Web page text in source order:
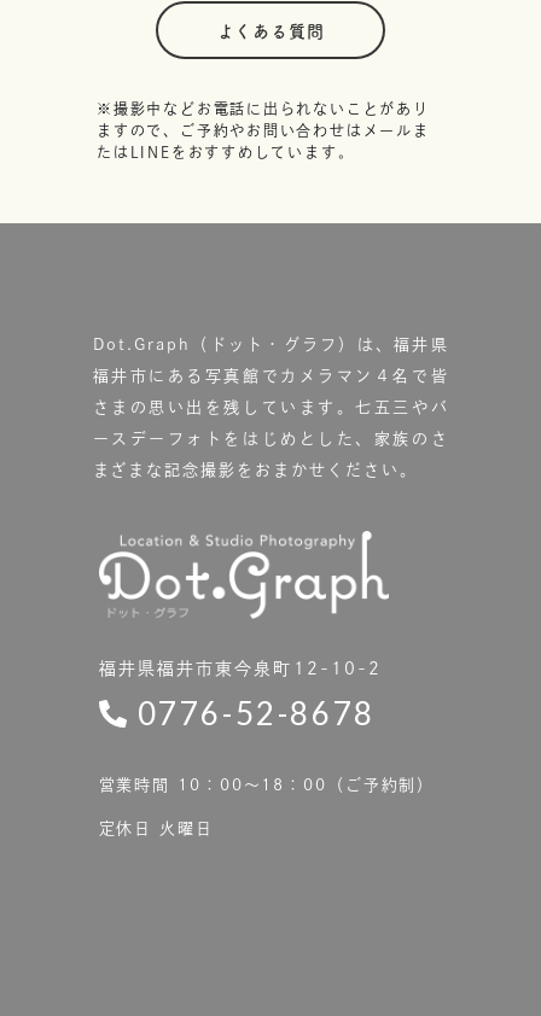
よくある質問
※撮影中などお電話に出られないことがあり
ますので、ご予約やお問い合わせはメールま
たはLINEをおすすめしています。
Dot.Graph（ドット・グラフ）は、福井県
福井市にある写真館で カメラマン４名で皆
さまの思い出を残しています。七五三やバ
ースデーフォトをはじめとした、家族のさ
まざまな記念撮影をおまかせください。
福井県福井市東今泉町12-10-2
0776-52-8678
営業時間 10：00〜18：00（ご予約制）
定休日 火曜日